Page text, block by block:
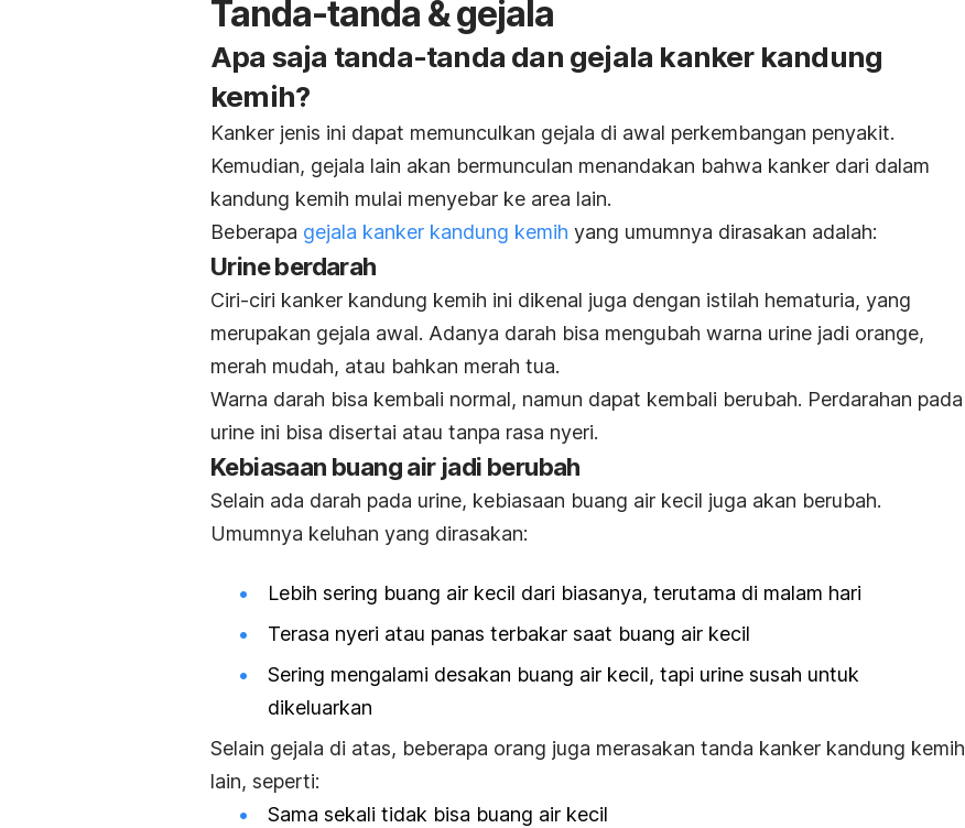
Tanda-tanda & gejala
Apa saja tanda-tanda dan gejala kanker kandung
kemih?
Kanker jenis ini dapat memunculkan gejala di awal perkembangan penyakit.
Kemudian, gejala lain akan bermunculan menandakan bahwa kanker dari dalam
kandung kemih mulai menyebar ke area lain.
Beberapa gejala kanker kandung kemih yang umumnya dirasakan adalah:
Urine berdarah
Ciri-ciri kanker kandung kemih ini dikenal juga dengan istilah hematuria, yang
merupakan gejala awal. Adanya darah bisa mengubah warna urine jadi orange,
merah mudah, atau bahkan merah tua.
Warna darah bisa kembali normal, namun dapat kembali berubah. Perdarahan pada
urine ini bisa disertai atau tanpa rasa nyeri.
Kebiasaan buang air jadi berubah
Selain ada darah pada urine, kebiasaan buang air kecil juga akan berubah.
Umumnya keluhan yang dirasakan:
Lebih sering buang air kecil dari biasanya, terutama di malam hari
Terasa nyeri atau panas terbakar saat buang air kecil
Sering mengalami desakan buang air kecil, tapi urine susah untuk
dikeluarkan
Selain gejala di atas, beberapa orang juga merasakan tanda kanker kandung kemih
lain, seperti:
Sama sekali tidak bisa buang air kecil